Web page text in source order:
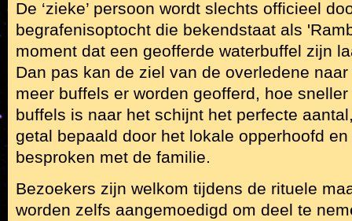
De ‘zieke’ persoon wordt slechts officieel
begrafenisoptocht die bekendstaat als
moment dat een geofferde waterbuffel zijn
Dan pas kan de ziel van de overledene
meer buffels er worden geofferd, hoe
buffels is naar het schijnt het perfecte
getal bepaald door het lokale opperhoofd
besproken met de familie.
Bezoekers zijn welkom tijdens de rituele
worden zelfs aangemoedigd om deel te